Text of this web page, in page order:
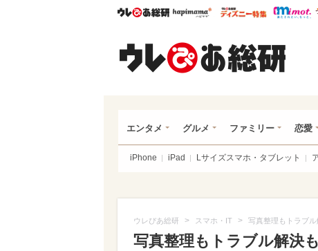
ウレぴあ総研ハピママ* ウレぴあ
エンタメ グルメ ファミリー 恋愛
iPhone iPad Lサイズスマホ・タブレット
ウレぴあ総研 > スマホ・IT > 写真整理もトラブ
写真整理もトラブル解決